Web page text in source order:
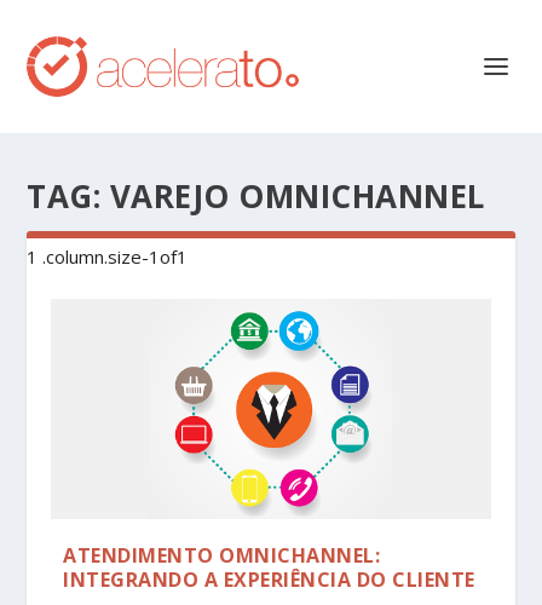
TAG: VAREJO OMNICHANNEL
ATENDIMENTO OMNICHANNEL:
INTEGRANDO A EXPERIÊNCIA DO CLIENTE